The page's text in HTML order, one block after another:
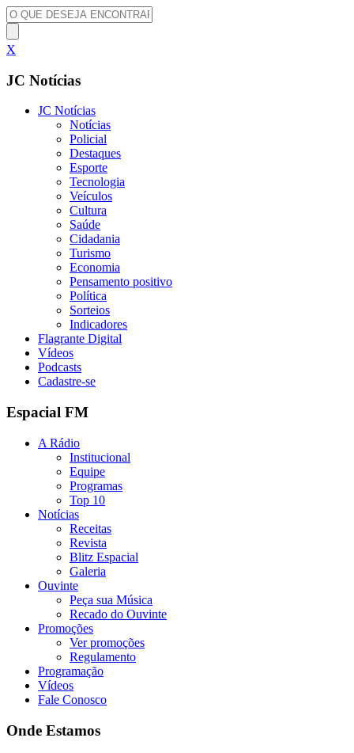
X
JC Notícias
JC Notícias
Notícias
Policial
Destaques
Esporte
Tecnologia
Veículos
Cultura
Saúde
Cidadania
Turismo
Economia
Pensamento positivo
Política
Sorteios
Indicadores
Flagrante Digital
Vídeos
Podcasts
Cadastre-se
Espacial FM
A Rádio
Institucional
Equipe
Programas
Top 10
Notícias
Receitas
Revista
Blitz Espacial
Galeria
Ouvinte
Peça sua Música
Recado do Ouvinte
Promoções
Ver promoções
Regulamento
Programação
Vídeos
Fale Conosco
Onde Estamos